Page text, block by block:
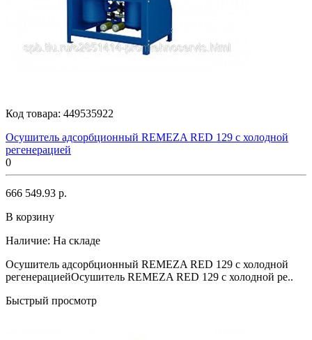
Код товара: 449535922
Осушитель адсорбционный REMEZA RED 129 с холодной
регенерацией
0
666 549.93 р.
В корзину
Наличие: На складе
Осушитель адсорбционный REMEZA RED 129 с холодной
регенерациейОсушитель REMEZA RED 129 с холодной ре..
Быстрый просмотр